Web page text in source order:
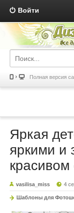
Войти
Полная версия
Яркая
яркими и
vasilisa_miss 4
Шаблоны для